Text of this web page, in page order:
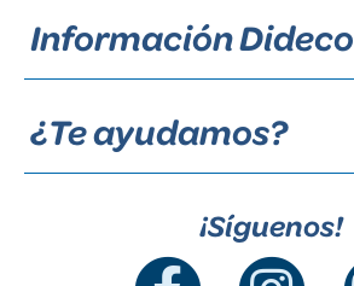
Información Dideco
¿Te ayudamos?
¡Síguenos!